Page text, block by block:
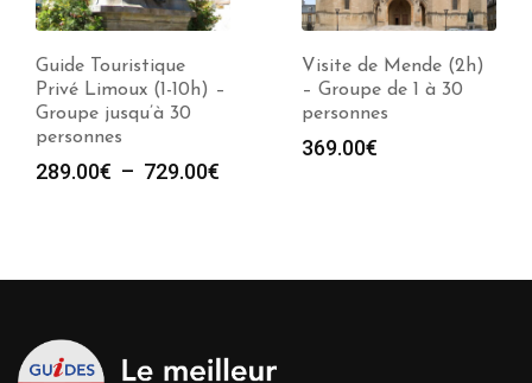
Guide Touristique
Privé Limoux (1-10h) –
Groupe jusqu’à 30
personnes
289.00€ – 729.00€
à
Visite de Mende (2h)
– Groupe de 1 à 30
personnes
369.00€